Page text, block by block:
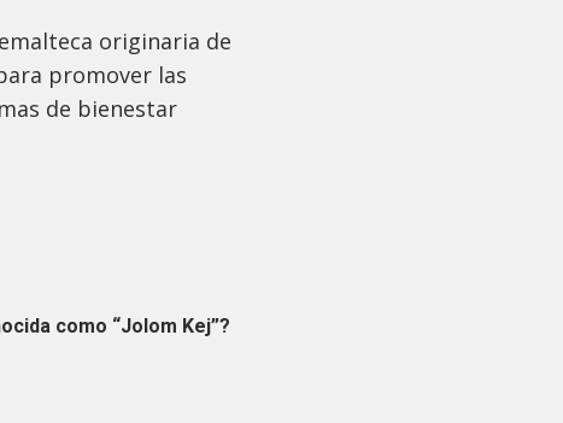
originaria de
promover las
de bienestar
como “Jolom Kej”?